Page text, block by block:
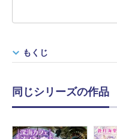
もくじ
同じシリーズの作品